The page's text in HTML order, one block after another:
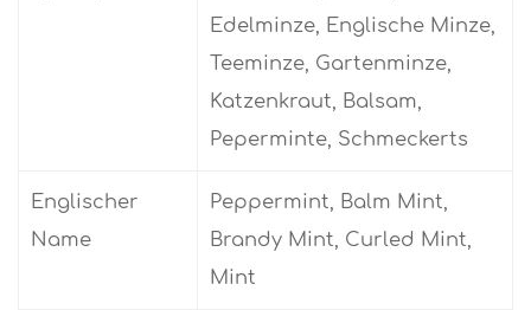
Edelminze, Englische Minze,
Teeminze, Gartenminze,
Katzenkraut, Balsam,
Peperminte, Schmeckerts
Englischer
Name
Peppermint, Balm Mint,
Brandy Mint, Curled Mint,
Mint